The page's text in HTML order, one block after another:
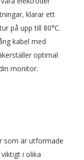
klarar ett
på upp till 80°C.
kabel med
optimal
monitor.
som är utformade
i olika